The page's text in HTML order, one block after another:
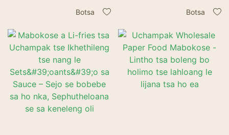
– Lijana tsa ho Nka tse
sebelisoa hape
Botsa
Sephutheloana sa ho
se sa Keneng ka Mafura
Botsa